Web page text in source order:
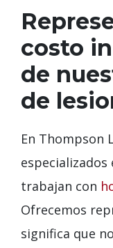
costo
de
de
En Thompson
especializados
trabajan con
Ofrecemos
significa que